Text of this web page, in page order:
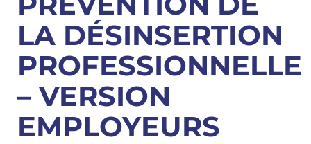
LA DÉSINSERTION
PROFESSIONNELLE
– VERSION
EMPLOYEURS